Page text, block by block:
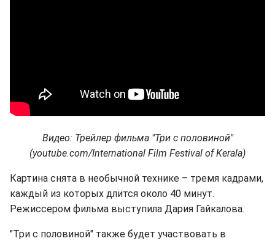
Видео: Трейлер фильма "Три с половиной"
(youtube.com/International Film Festival of Kerala)
Картина снята в необычной технике – тремя кадрами,
каждый из которых длится около 40 минут.
Режиссером фильма выступила Дария Гайкалова.
"Три с половиной" также будет участвовать в